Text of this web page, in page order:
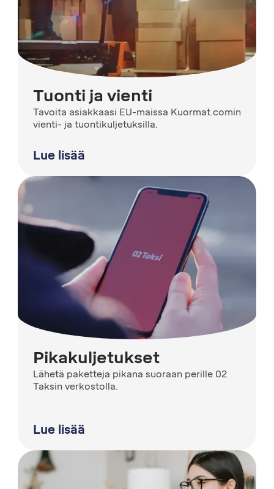
Tuonti ja vienti
Tavoita asiakkaasi EU-maissa Kuormat.comin
vienti- ja tuontikuljetuksilla.
Lue lisää
Pikakuljetukset
Lähetä paketteja pikana suoraan perille 02
Taksin verkostolla.
Lue lisää